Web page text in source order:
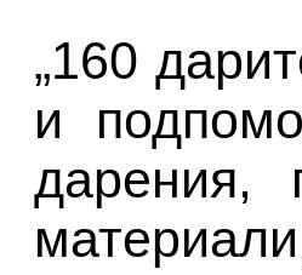
„160
и
дарения,